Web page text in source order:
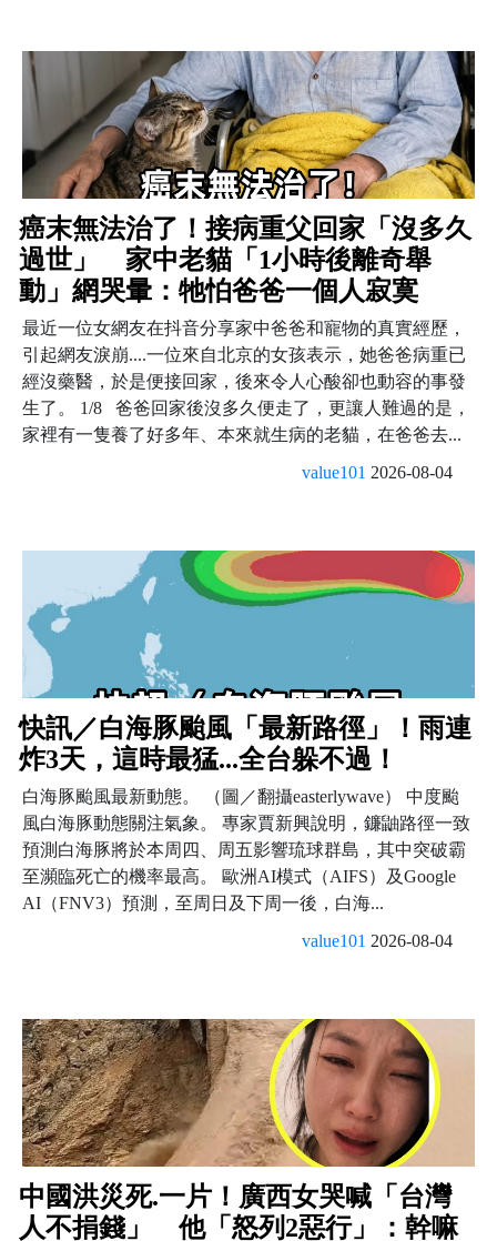
癌末無法治了！接病重父回家「沒多久
過世」 家中老貓「1小時後離奇舉
動」網哭暈：牠怕爸爸一個人寂寞
最近一位女網友在抖音分享家中爸爸和寵物的真實經歷，
引起網友淚崩....一位來自北京的女孩表示，她爸爸病重已
經沒藥醫，於是便接回家，後來令人心酸卻也動容的事發
生了。 1/8 爸爸回家後沒多久便走了，更讓人難過的是，
家裡有一隻養了好多年、本來就生病的老貓，在爸爸去...
value101 2026-08-04
快訊／白海豚颱風「最新路徑」！雨連
炸3天，這時最猛...全台躲不過！
白海豚颱風最新動態。 （圖／翻攝easterlywave） 中度颱
風白海豚動態關注氣象。 專家賈新興說明，鐮鼬路徑一致
預測白海豚將於本周四、周五影響琉球群島，其中突破霸
至瀕臨死亡的機率最高。 歐洲AI模式（AIFS）及Google
AI（FNV3）預測，至周日及下周一後，白海...
value101 2026-08-04
中國洪災死.一片！廣西女哭喊「台灣
人不捐錢」 他「怒列2惡行」：幹嘛